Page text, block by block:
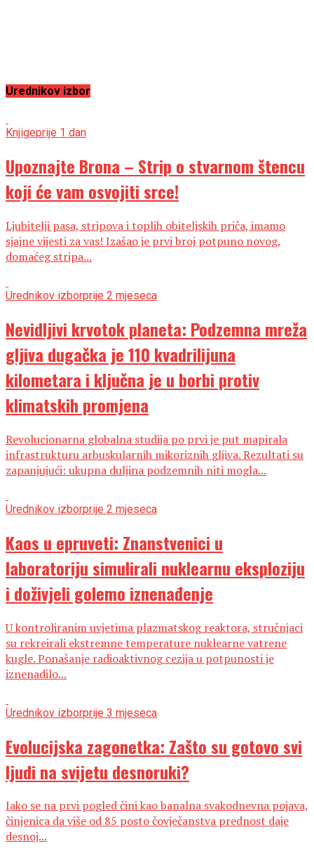
Urednikov izbor
Knjigeprije 1 dan
Upoznajte Brona – Strip o stvarnom štencu
koji će vam osvojiti srce!
Ljubitelji pasa, stripova i toplih obiteljskih priča, imamo
sjajne vijesti za vas! Izašao je prvi broj potpuno novog,
domaćeg stripa...
Urednikov izborprije 2 mjeseca
Nevidljivi krvotok planeta: Podzemna mreža
gljiva dugačka je 110 kvadrilijuna
kilometara i ključna je u borbi protiv
klimatskih promjena
Revolucionarna globalna studija po prvi je put mapirala
infrastrukturu arbuskularnih mikoriznih gljiva. Rezultati su
zapanjujući: ukupna duljina podzemnih niti mogla...
Urednikov izborprije 2 mjeseca
Kaos u epruveti: Znanstvenici u
laboratoriju simulirali nuklearnu eksploziju
i doživjeli golemo iznenađenje
U kontroliranim uvjetima plazmatskog reaktora, stručnjaci
su rekreirali ekstremne temperature nuklearne vatrene
kugle. Ponašanje radioaktivnog cezija u potpunosti je
iznenadilo...
Urednikov izborprije 3 mjeseca
Evolucijska zagonetka: Zašto su gotovo svi
ljudi na svijetu desnoruki?
Iako se na prvi pogled čini kao banalna svakodnevna pojava,
činjenica da više od 85 posto čovječanstva prednost daje
desnoj...